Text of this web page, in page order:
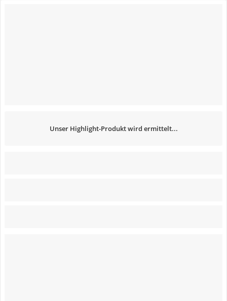
Unser Highlight-Produkt wird ermittelt...